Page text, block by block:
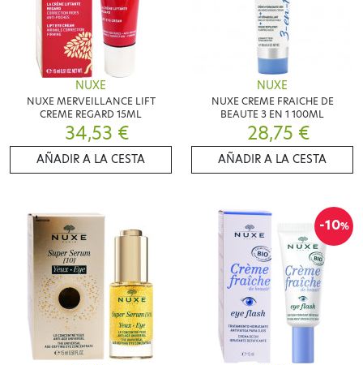
NUXE
NUXE MERVEILLANCE LIFT
CREME REGARD 15ML
34,53 €
AÑADIR A LA CESTA
NUXE
NUXE CREME FRAICHE DE
BEAUTE 3 EN 1 100ML
28,75 €
AÑADIR A LA CESTA
-10%